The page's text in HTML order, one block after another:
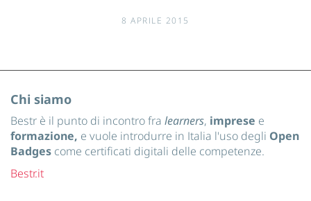
8 APRILE 2015
Chi siamo
Bestr è il punto di incontro fra learners, imprese e
formazione, e vuole introdurre in Italia l'uso degli Open
Badges come certificati digitali delle competenze.
Bestr.it